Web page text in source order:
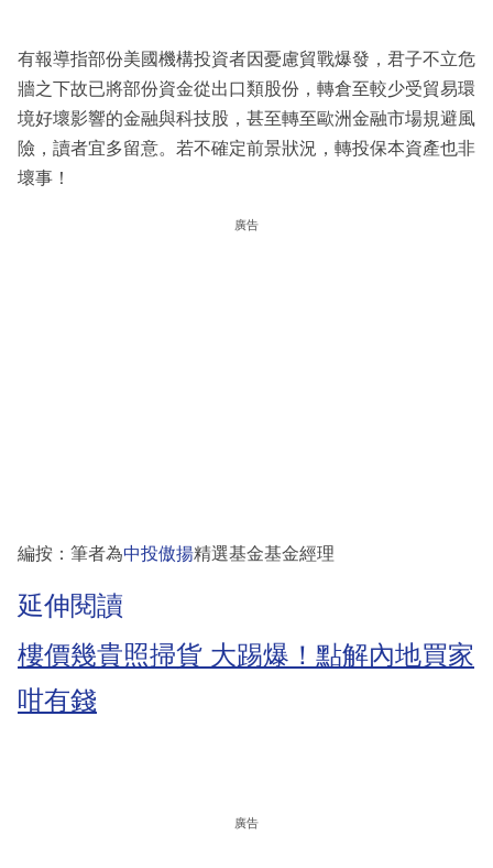
有報導指部份美國機構投資者因憂慮貿戰爆發，君子不立危
牆之下故已將部份資金從出口類股份，轉倉至較少受貿易環
境好壞影響的金融與科技股，甚至轉至歐洲金融市場規避風
險，讀者宜多留意。若不確定前景狀況，轉投保本資產也非
壞事！
廣告
編按：筆者為中投傲揚精選基金基金經理
延伸閱讀
樓價幾貴照掃貨 大踢爆！點解內地買家
咁有錢
廣告